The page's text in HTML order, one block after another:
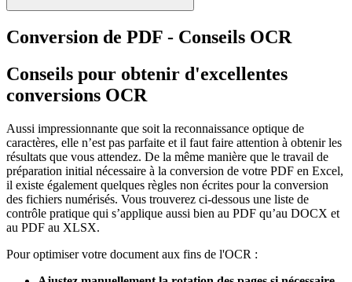
Conversion de PDF - Conseils OCR
Conseils pour obtenir d'excellentes
conversions OCR
Aussi impressionnante que soit la reconnaissance optique de
caractères, elle n’est pas parfaite et il faut faire attention à obtenir les
résultats que vous attendez. De la même manière que le travail de
préparation initial nécessaire à la conversion de votre PDF en Excel,
il existe également quelques règles non écrites pour la conversion
des fichiers numérisés. Vous trouverez ci-dessous une liste de
contrôle pratique qui s’applique aussi bien au PDF qu’au DOCX et
au PDF au XLSX.
Pour optimiser votre document aux fins de l'OCR :